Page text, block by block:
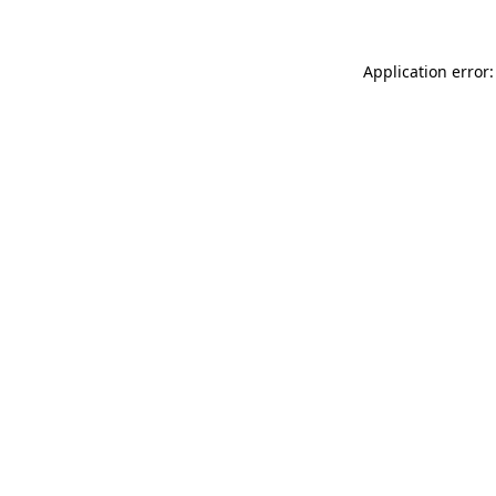
Application